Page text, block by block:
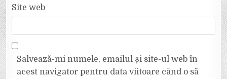
Site web
Salvează-mi numele, emailul și site-ul web în
acest navigator pentru data viitoare când o să